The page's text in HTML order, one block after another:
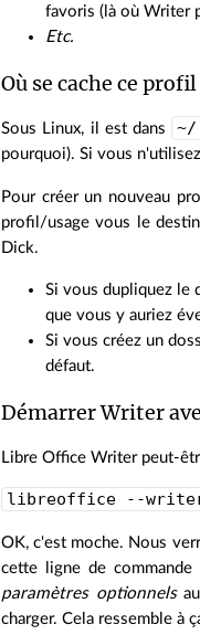
favoris (là où Writer
Etc.
Où se cache ce
Sous Linux, il est dans
pourquoi). Si vous
Pour créer un nouveau
profil/usage vous le
Dick.
Si vous dupliquez le
que vous y auriez
Si vous créez un
défaut.
Démarrer Writer
Libre Office Writer peut-
libreoffice --writer
OK, c'est moche. Nous
cette ligne de
paramètres optionnelsau
charger. Cela ressemble à